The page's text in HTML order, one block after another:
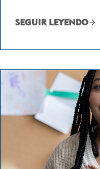
SEGUIR LEYENDO